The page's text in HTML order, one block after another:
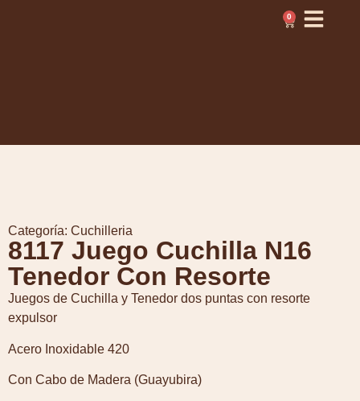
0
Categoría: Cuchilleria
8117 Juego Cuchilla N16
Tenedor Con Resorte
Juegos de Cuchilla y Tenedor dos puntas con resorte
expulsor
Acero Inoxidable 420
Con Cabo de Madera (Guayubira)